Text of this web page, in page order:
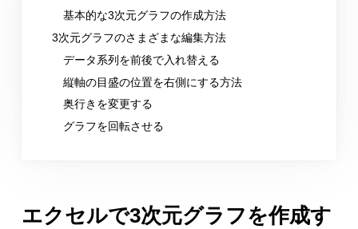
基本的な3次元グラフの作成方法
3次元グラフのさまざまな編集方法
データ系列を前後で入れ替える
縦軸の目盛の位置を右側にする方法
奥行きを変更する
グラフを回転させる
エクセルで3次元グラフを作成す